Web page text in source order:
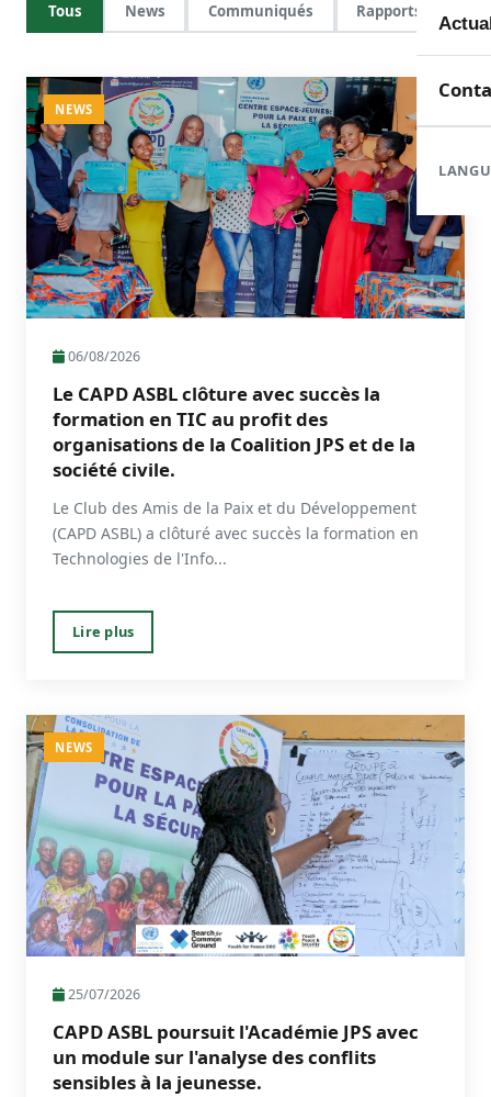
Tous News Communiqués Rapports
NEWS
06/08/2026
Le CAPD ASBL clôture avec succès la
formation en TIC au profit des
organisations de la Coalition JPS et de la
société civile.
Le Club des Amis de la Paix et du Développement
(CAPD ASBL) a clôturé avec succès la formation en
Technologies de l'Info...
Lire plus
NEWS
25/07/2026
CAPD ASBL poursuit l'Académie JPS avec
un module sur l'analyse des conflits
sensibles à la jeunesse.